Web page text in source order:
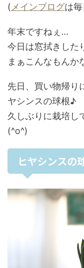
( メインブログは
年末ですねぇ…
今日は窓拭きした
まぁこんなもんか
先日、買い物帰り
ヤシンスの球根♪
久しぶりに栽培し
(^o^)
ヒヤシンスの